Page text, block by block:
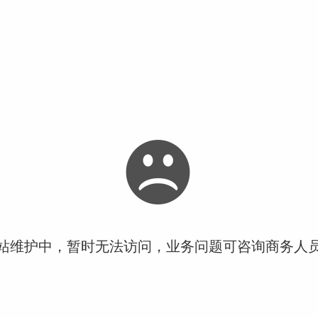
维护中，暂时无法访问，业务问题可咨询商务人